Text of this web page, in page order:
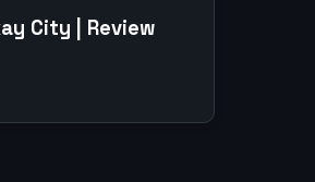
City | Review